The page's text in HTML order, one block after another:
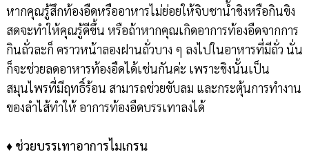
หากคุณรู้สึกท้องอืดหรืออาหารไม่ย่อยให้จิบชาน้ำขิงหรือกินขิง
สดจะทำให้คุณรู้ดีขึ้น หรือถ้าหากคุณเกิดอาการท้องอืดจากการ
กินถั่วละก็ คราวหน้าลองฝานถั่วบาง ๆ ลงไปในอาหารที่มีถั่ว นั่น
ก็จะช่วยลดอาหารท้องอืดได้เช่นกันค่ะ เพราะขิงนั้นเป็น
สมุนไพรที่มีฤทธิ์ร้อน สามารถช่วยขับลม และกระตุ้นการทำงาน
ของลำไส้ทำให้ อาการท้องอืดบรรเทาลงได้
♦ ช่วยบรรเทาอาการไมเกรน